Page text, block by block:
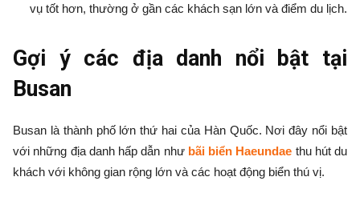
vụ tốt hơn, thường ở gần các khách sạn lớn và điểm du lịch.
Gợi ý các địa danh nổi bật tại
Busan
Busan là thành phố lớn thứ hai của Hàn Quốc. Nơi đây nổi bật
với những địa danh hấp dẫn như bãi biển Haeundae thu hút du
khách với không gian rộng lớn và các hoạt động biển thú vị.